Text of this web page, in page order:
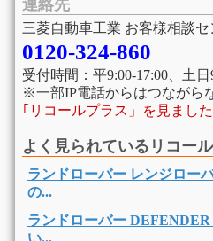
連絡先
三菱自動車工業 お客様相談セ
0120-324-860
受付時間：平9:00-17:00、土日
※一部IP電話からはつながら
｢リコールプラス」を見まし
よく見られているリコー
ランドローバー レンジロー
の...
ランドローバー